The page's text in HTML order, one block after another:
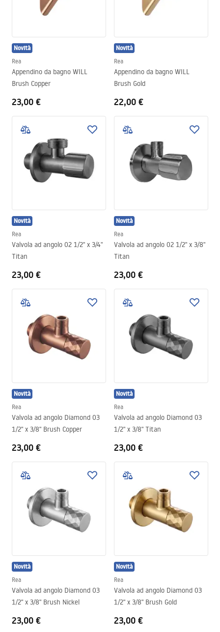
Novità
Rea
Appendino da bagno WILL
Brush Copper
23,00 €
Novità
Rea
Appendino da bagno WILL
Brush Gold
22,00 €
Novità
Rea
Valvola ad angolo 02 1/2" x 3/4"
Titan
23,00 €
Novità
Rea
Valvola ad angolo 02 1/2" x 3/8"
Titan
23,00 €
Novità
Rea
Valvola ad angolo Diamond 03
1/2" x 3/8" Brush Copper
23,00 €
Novità
Rea
Valvola ad angolo Diamond 03
1/2" x 3/8" Titan
23,00 €
Novità
Rea
Valvola ad angolo Diamond 03
1/2" x 3/8" Brush Nickel
23,00 €
Novità
Rea
Valvola ad angolo Diamond 03
1/2" x 3/8" Brush Gold
23,00 €